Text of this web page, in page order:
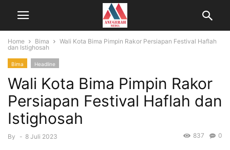
Home Bima
Wali Kota Bima Pimpin Rakor Persiapan Festival Haflah
dan Istighosah
Bima Headline
Wali Kota Bima Pimpin Rakor
Persiapan Festival Haflah dan
Istighosah
By - 8 Juli 2023 0
837